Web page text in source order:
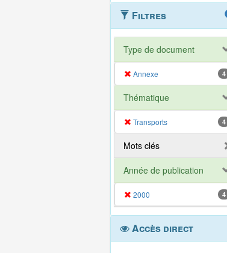
Filtres
Type de document
Annexe 4
Thématique
Transports 4
Mots clés
Année de publication
2000 4
Accès direct